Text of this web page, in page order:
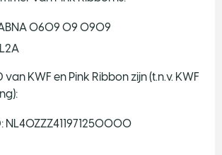
ABNA 0609 09 0909
van KWF en Pink Ribbon zijn (t.n.v. KWF
NL40ZZZ411971250000